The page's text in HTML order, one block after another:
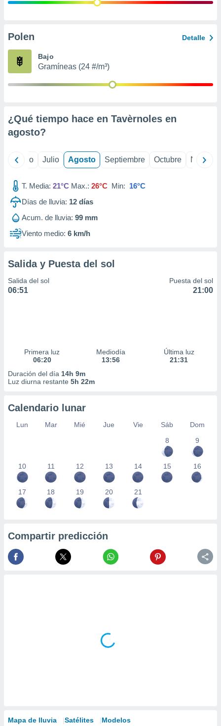
publicidad
de
Polen Detalle
Bajo
Gramíneas (24 #/m³)
¿Qué tiempo hace en Tavèrnoles en
agosto?
Junio Julio Agosto Septiembre Octubre
T. Media: 21°C Max.: 26°C Min: 16°C
Días de lluvia: 12 días
Acum. de lluvia: 99 mm
Viento medio: 6 km/h
Salida y Puesta del sol
Salida del sol
06:51
Puesta del sol
21:00
Primera luz
06:20
Mediodía
13:56
Última luz
21:31
Duración del día 14h 9m
Luz diurna restante 5h 22m
Calendario lunar
Lun Mar Mié Jue Vie Sáb
Dom
8
9
10 11 12 13 14 15 16
17 18 19 20 21
Compartir predicción
Mapa de lluvia Satélites Modelos